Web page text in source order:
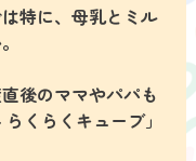
特に、母乳とミル
後のママやパパも
くらくキューブ」